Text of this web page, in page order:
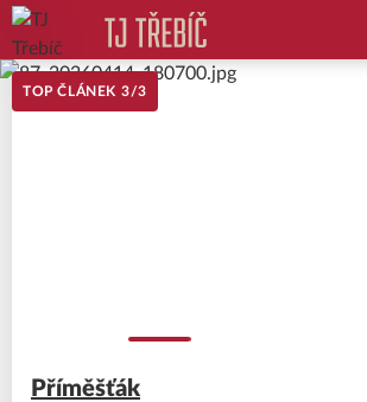
TOP ČLÁNEK 3/3
Příměšťák